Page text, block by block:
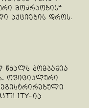
მოძრაობის“
აქციების დროს.
კომპანია
ოფიციალური
Utility-ია.